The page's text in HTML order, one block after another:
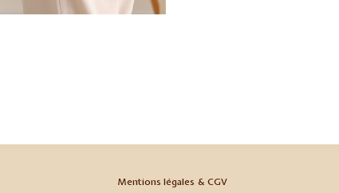
Mentions légales & CGV